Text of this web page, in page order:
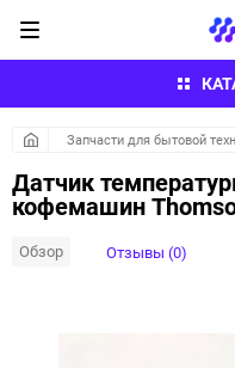
Запчасти для бытовой
Датчик
кофемашин
Обзор Отзывы (0)